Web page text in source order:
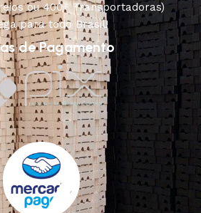
ou 400+ Transportadoras)
para todo Brasil!
de Pagamento